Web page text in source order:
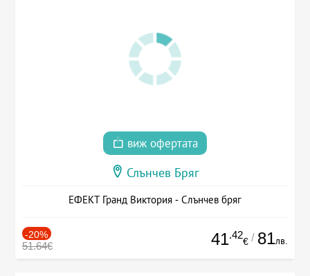
виж офертата
Слънчев Бряг
ЕФЕКТ Гранд Виктория - Слънчев бряг
-20%
51.64€ 41.42
€ / 81лв.